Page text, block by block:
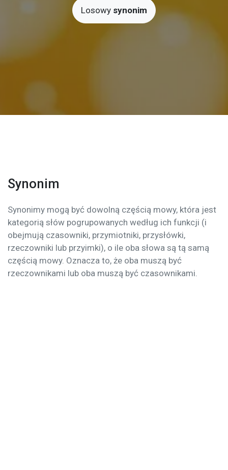
Losowy synonim
Synonim
Synonimy mogą być dowolną częścią mowy, która jest
kategorią słów pogrupowanych według ich funkcji (i
obejmują czasowniki, przymiotniki, przysłówki,
rzeczowniki lub przyimki), o ile oba słowa są tą samą
częścią mowy. Oznacza to, że oba muszą być
rzeczownikami lub oba muszą być czasownikami.